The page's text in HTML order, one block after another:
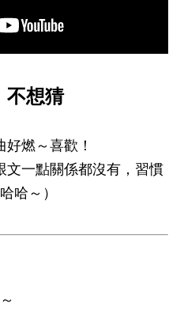
不想猜
好燃～喜歡！
一點關係都沒有， 習慣
哈～）
～